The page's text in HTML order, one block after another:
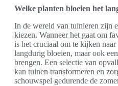
Welke planten bloeien het
In de wereld van tuinieren zijn
kiezen. Wanneer het gaat om
is het cruciaal om te kijken
langdurig bloeien, maar ook
brengen. Een selectie van
kan tuinen transformeren en
schouwspel gedurende de